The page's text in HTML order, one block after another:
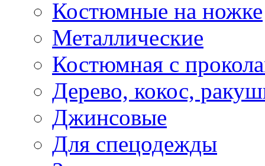
Костюмные на ножке
Металлические
Костюмная с
Дерево, кокос,
Джинсовые
Для спецодежды